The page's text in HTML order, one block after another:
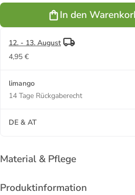
BlauIn den
12. - 13. August
4,95 €
limango
14 Tage Rückgaberecht
DE & AT
Material & Pflege
Produktinformation